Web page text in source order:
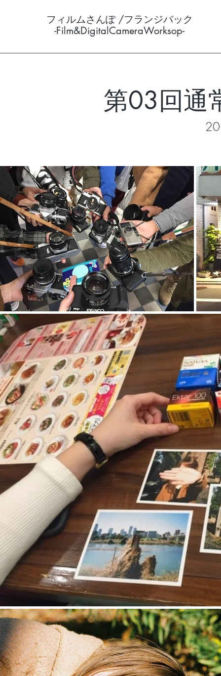
フィルムさんぽ /フランジバック
-Film&DigitalCameraWorksop-
第03回通